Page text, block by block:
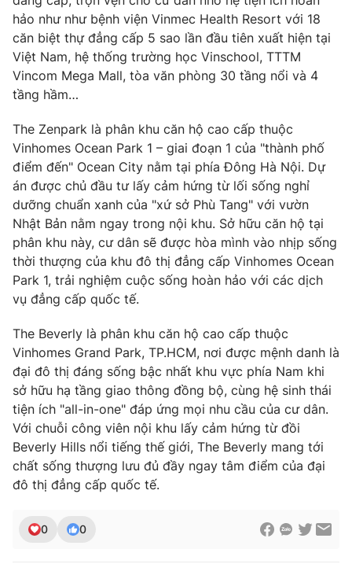
hảo như như bệnh viện Vinmec Health Resort với 18
căn biệt thự đẳng cấp 5 sao lần đầu tiên xuất hiện tại
Việt Nam, hệ thống trường học Vinschool, TTTM
Vincom Mega Mall, tòa văn phòng 30 tầng nổi và 4
tầng hầm…
The Zenpark là phân khu căn hộ cao cấp thuộc
Vinhomes Ocean Park 1 – giai đoạn 1 của "thành phố
điểm đến" Ocean City nằm tại phía Đông Hà Nội. Dự
án được chủ đầu tư lấy cảm hứng từ lối sống nghỉ
dưỡng chuẩn xanh của "xứ sở Phù Tang" với vườn
Nhật Bản nằm ngay trong nội khu. Sở hữu căn hộ tại
phân khu này, cư dân sẽ được hòa mình vào nhịp sống
thời thượng của khu đô thị đẳng cấp Vinhomes Ocean
Park 1, trải nghiệm cuộc sống hoàn hảo với các dịch
vụ đẳng cấp quốc tế.
The Beverly là phân khu căn hộ cao cấp thuộc
Vinhomes Grand Park, TP.HCM, nơi được mệnh danh là
đại đô thị đáng sống bậc nhất khu vực phía Nam khi
sở hữu hạ tầng giao thông đồng bộ, cùng hệ sinh thái
tiện ích "all-in-one" đáp ứng mọi nhu cầu của cư dân.
Với chuỗi công viên nội khu lấy cảm hứng từ đồi
Beverly Hills nổi tiếng thế giới, The Beverly mang tới
chất sống thượng lưu đủ đầy ngay tâm điểm của đại
đô thị đẳng cấp quốc tế.
0 0